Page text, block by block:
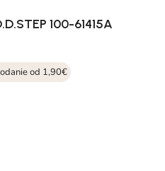
100-61415A
od 1,90€